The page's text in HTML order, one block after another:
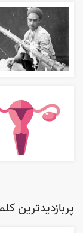
پربازدیدترین